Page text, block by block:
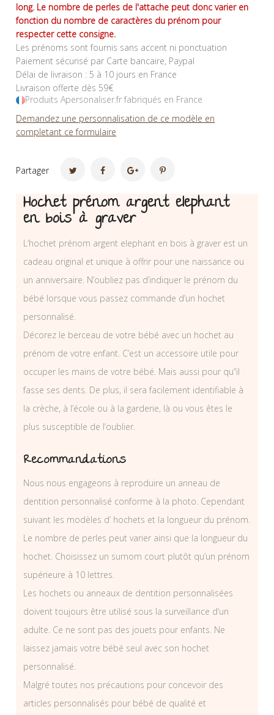
long. Le nombre de perles de l'attache peut donc varier en
fonction du nombre de caractères du prénom pour
respecter cette consigne.
Les prénoms sont fournis sans accent ni ponctuation
Paiement sécurisé par Carte bancaire, Paypal
Délai de livraison : 5 à 10 jours en France
Livraison offerte dès 59€
Produits Apersonaliser.fr fabriqués en France
Demandez une personnalisation de ce modèle en
completant ce formulaire
Partager
Hochet prénom argent elephant
en bois à graver
L’hochet prénom argent elephant en bois à graver est un
cadeau original et unique à offrir pour une naissance ou
un anniversaire. N’oubliez pas d’indiquer le prénom du
bébé lorsque vous passez commande d’un hochet
personnalisé.
Décorez le berceau de votre bébé avec un hochet au
prénom de votre enfant. C’est un accessoire utile pour
occuper les mains de votre bébé. Mais aussi pour qu”il
fasse ses dents. De plus, il sera facilement identifiable à
la crèche, à l’école ou à la garderie, là ou vous êtes le
plus susceptible de l’oublier.
Recommandations
Nous nous engageons à reproduire un anneau de
dentition personnalisé conforme à la photo. Cependant
suivant les modèles d’ hochets et la longueur du prénom.
Le nombre de perles peut varier ainsi que la longueur du
hochet. Choisissez un surnom court plutôt qu’un prénom
supérieure à 10 lettres.
Les hochets ou anneaux de dentition personnalisées
doivent toujours être utilisé sous la surveillance d’un
adulte. Ce ne sont pas des jouets pour enfants. Ne
laissez jamais votre bébé seul avec son hochet
personnalisé.
Malgré toutes nos précautions pour concevoir des
articles personnalisés pour bébé de qualité et